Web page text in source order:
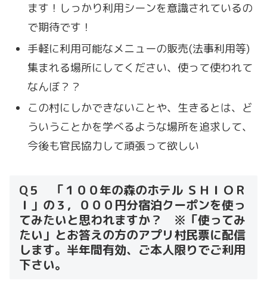
ます！しっかり利用シーンを意識されているの
で期待です！
手軽に利用可能なメニューの販売(法事利用等)
集まれる場所にしてください、使って使われて
なんぼ？？
この村にしかできないことや、生きるとは、ど
ういうことかを学べるような場所を追求して、
今後も官民協力して頑張って欲しい
Q５ 「１００年の森のホテル ＳＨＩＯＲ
Ｉ」の３，０００円分宿泊クーポンを使っ
てみたいと思われますか？ ※「使ってみ
たい」とお答えの方のアプリ村民票に配信
します。半年間有効、ご本人限りでご利用
下さい。